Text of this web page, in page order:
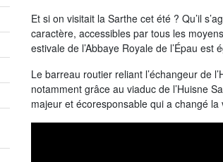
Et si on visitait la Sarthe cet été ? Qu’il
caractère, accessibles par tous les
estivale de l’Abbaye Royale de l’Épau
Le barreau routier reliant l’échangeur de
notamment grâce au viaduc de l’Huisne
majeur et écoresponsable qui a changé la